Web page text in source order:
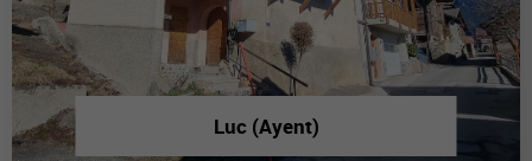
Luc (Ayent)